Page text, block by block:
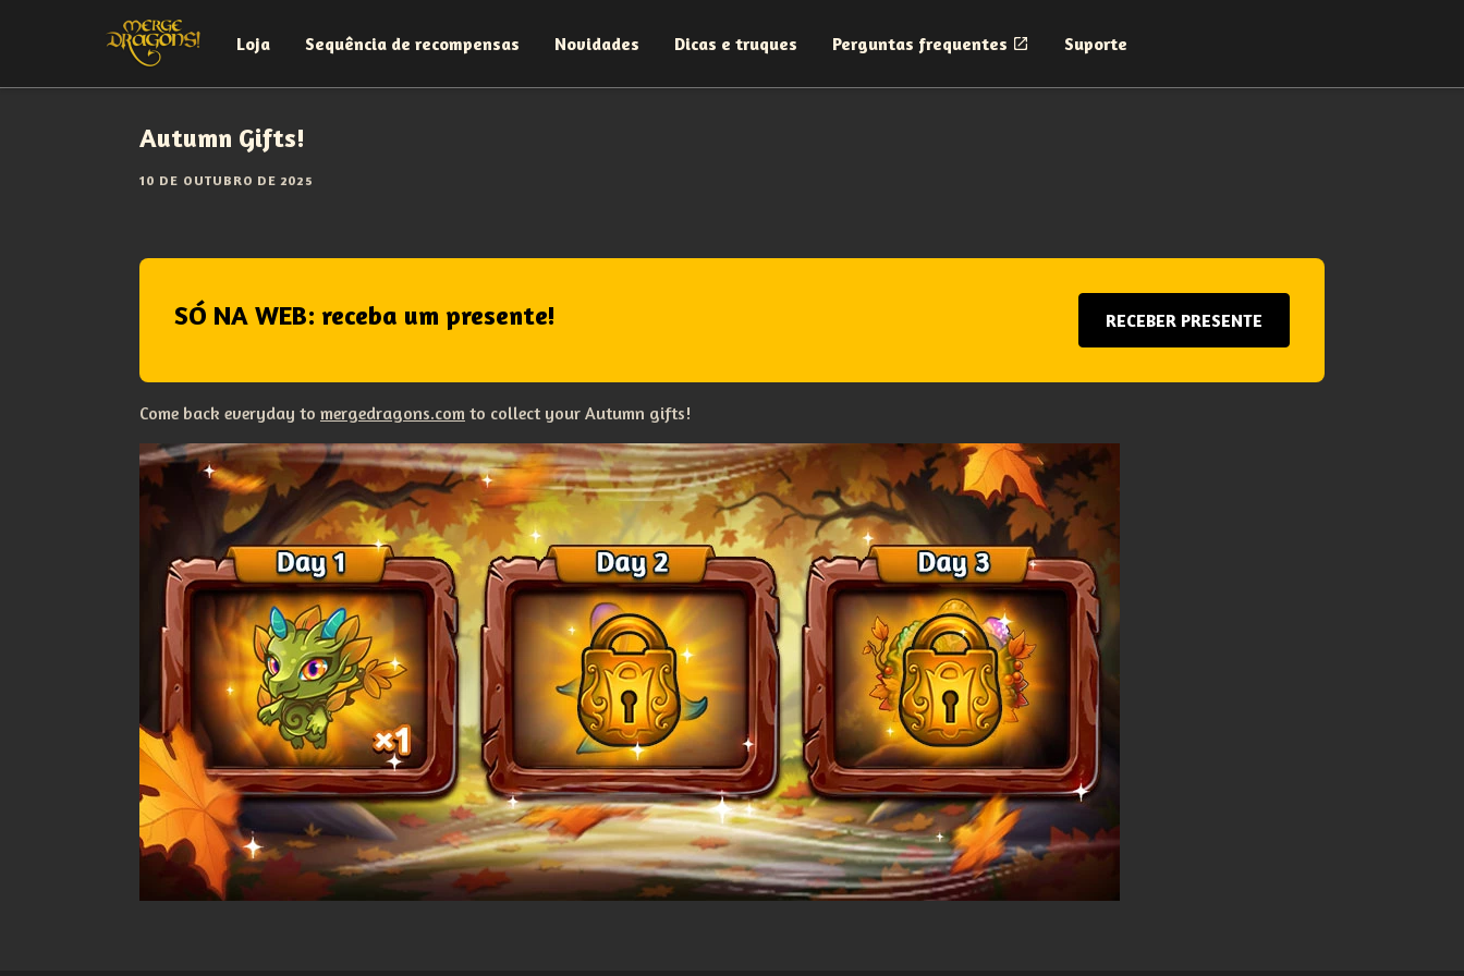
Loja Sequência de recompensas Novidades Dicas e truques Perguntas frequentes Suporte
Autumn Gifts!
10 DE OUTUBRO DE 2025
SÓ NA WEB: receba um presente! RECEBER PRESENTE
Come back everyday to mergedragons.com to collect your Autumn gifts!